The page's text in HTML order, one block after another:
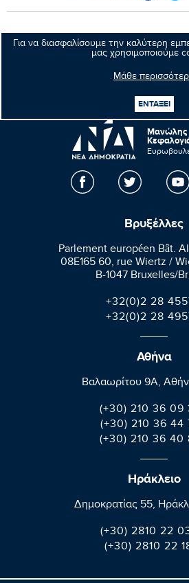
Για να διασφαλίσουμε την καλύτερη
μας χρησιμοποιούμε
Μάθε
ΕΝΤΑΞΕΙ
Προηγούμενο
Μανώλης
Βρυξέλλες
Parlement européen Bât.
08E165 60, rue Wiertz /
B-1047 Bruxelles/
+32(0)2 28
+32(0)2 28
Αθήνα
Βαλαωρίτου 9A,
(+30) 210 36 09
(+30) 210 36 44
(+30) 210 36 40
Ηράκλειο
Δημοκρατίας 55,
(+30) 2810 22
(+30) 2810 22